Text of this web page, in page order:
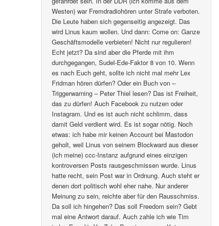
Westen) war Fremdradiohören unter Strafe verboten.
Die Leute haben sich gegenseitig angezeigt. Das
wird Linus kaum wollen. Und dann: Come on: Ganze
Geschäftsmodelle verbieten! Nicht nur regulieren!
Echt jetzt? Da sind aber die Pferde mit ihm
durchgegangen, Sudel-Ede-Faktor 8 von 10. Wenn
es nach Euch geht, sollte ich nicht mal mehr Lex
Fridman hören dürfen? Oder ein Buch von –
Triggerwarning – Peter Thiel lesen? Das ist Freiheit,
das zu dürfen! Auch Facebook zu nutzen oder
Instagram. Und es ist auch nicht schlimm, dass
damit Geld verdient wird. Es ist sogar nötig. Noch
etwas: ich habe mir keinen Account bei Mastodon
geholt, weil Linus von seinem Blockward aus dieser
(ich meine) ccc-Instanz aufgrund eines einzigen
kontroversen Posts rausgeschmissen wurde. Linus
hatte recht, sein Post war in Ordnung. Auch steht er
denen dort politisch wohl eher nahe. Nur anderer
Meinung zu sein, reichte aber für den Rausschmiss.
Da soll ich hingehen? Das soll Freedom sein? Gebt
mal eine Antwort darauf. Auch zahle ich wie Tim